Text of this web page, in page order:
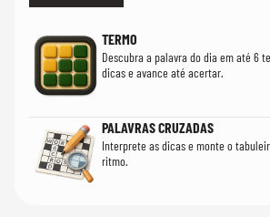
TERMO
Descubra a palavra do dia em até 6
dicas e avance até acertar.
PALAVRAS CRUZADAS
Interprete as dicas e monte o
ritmo.